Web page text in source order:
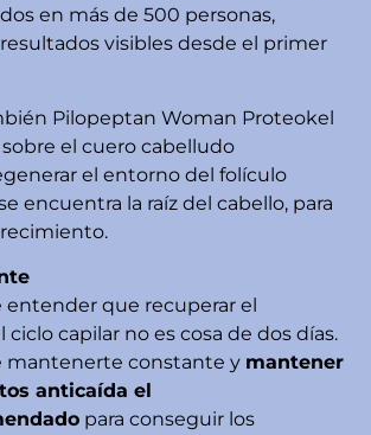
en más de 500 personas,
visibles desde el primer
Pilopeptan Woman Proteokel
el cuero cabelludo
el entorno del folículo
encuentra la raíz del cabello, para
entender que recuperar el
capilar no es cosa de dos días.
mantenerte constante y mantener
anticaída el
para conseguir los